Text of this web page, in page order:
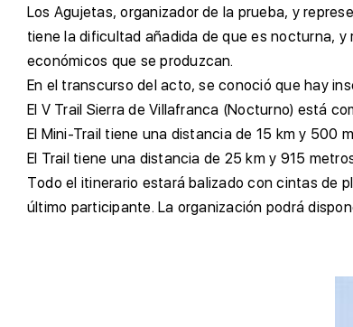
Los Agujetas, organizador de la prueba, y
tiene la dificultad añadida de que es nocturna,
económicos que se produzcan.
En el transcurso del acto, se conoció que hay
E l V Trail Sierra de Villafranca (Nocturno) está
E l Mini-Trail tiene una distancia de 15 km y 500
E l Trail tiene una distancia de 25 km y 915
Todo el itinerario estará balizado con cintas de
último participante. La organización podrá